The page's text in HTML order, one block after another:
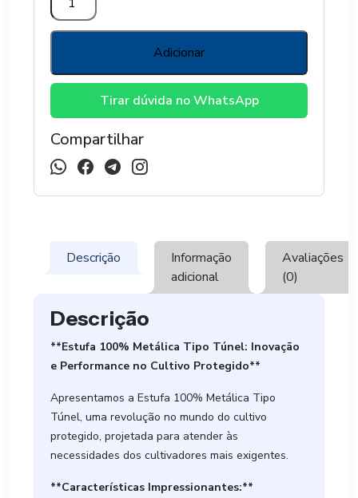
AGRICOLA
MODELO
6,25
X
Adicionar
Tirar dúvida no WhatsApp
Compartilhar
Descrição
Informação
adicional
Avaliações
(0)
Descrição
**Estufa 100% Metálica Tipo Túnel: Inovação
e Performance no Cultivo Protegido**
Apresentamos a Estufa 100% Metálica Tipo
Túnel, uma revolução no mundo do cultivo
protegido, projetada para atender às
necessidades dos cultivadores mais exigentes.
**Características Impressionantes:**